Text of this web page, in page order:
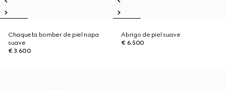
Chaqueta bomber de piel napa
suave
€ 3.600
Abrigo de piel suave
€ 6.500